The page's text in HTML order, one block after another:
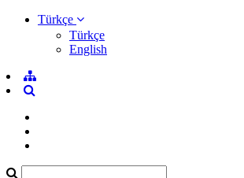
Türkçe
Türkçe
English